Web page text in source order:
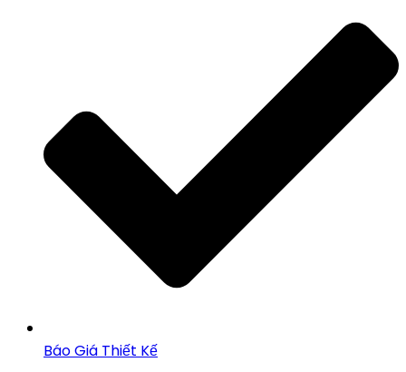
Báo Giá Thiết Kế